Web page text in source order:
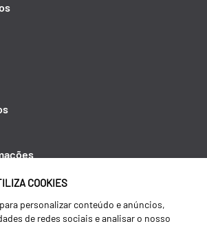
COOKIES
personalizar conteúdo e anúncios,
de redes sociais e analisar o nosso
(RGPC)